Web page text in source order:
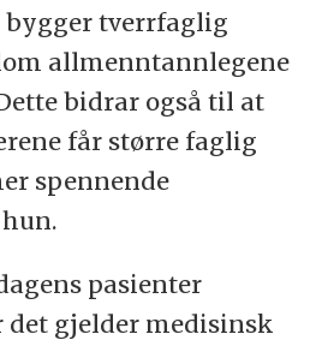
bygger tverrfaglig
allmenntannlegene
bidrar også til at
får større faglig
spennende
pasienter
det gjelder medisinsk